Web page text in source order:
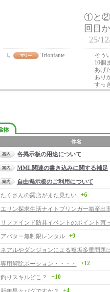
①と②
回目
25/
Trionfante
そう
10個
あげ
あり
すっ
各掲示板の用途について
MML関連の書き込みに関する補足
自由掲示板のご利用について
たくさんの露店がまた見たい
+6
エリン探求生活ナイトブリンガー箱産出
リファインド防具イベントのポイント直
アバター無制限レンタル
+9
専用解除ポーション・・・・ +12
釣りスキルどこ？ +10
+4